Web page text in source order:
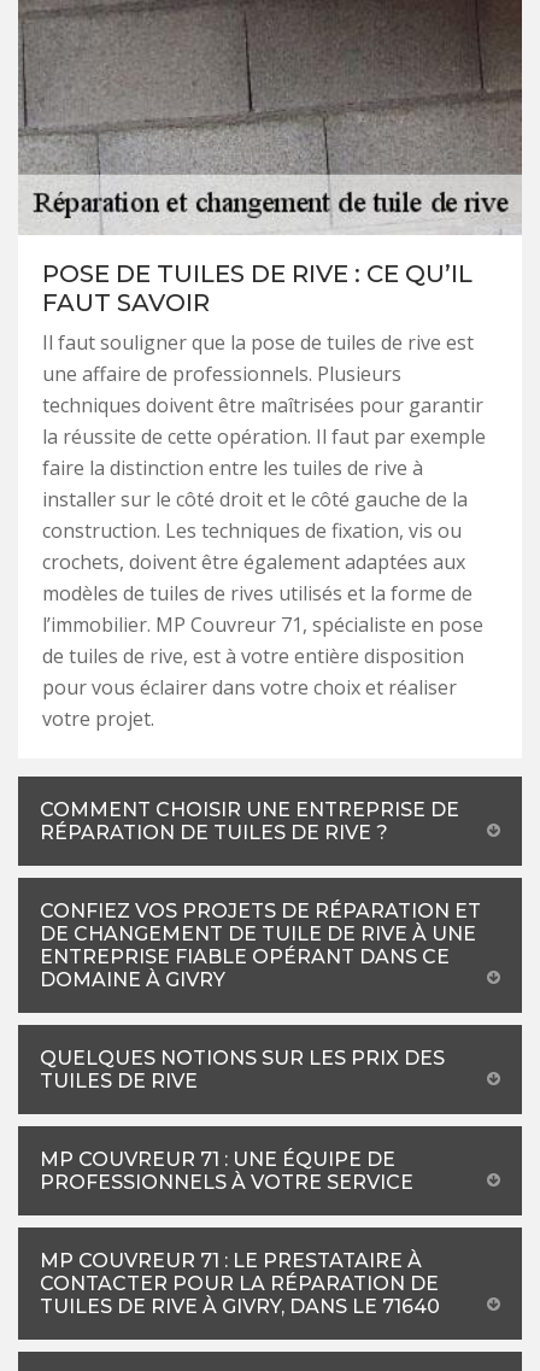
POSE DE TUILES DE RIVE : CE QU’IL
FAUT SAVOIR
Il faut souligner que la pose de tuiles de rive est
une affaire de professionnels. Plusieurs
techniques doivent être maîtrisées pour garantir
la réussite de cette opération. Il faut par exemple
faire la distinction entre les tuiles de rive à
installer sur le côté droit et le côté gauche de la
construction. Les techniques de fixation, vis ou
crochets, doivent être également adaptées aux
modèles de tuiles de rives utilisés et la forme de
l’immobilier. MP Couvreur 71, spécialiste en pose
de tuiles de rive, est à votre entière disposition
pour vous éclairer dans votre choix et réaliser
votre projet.
COMMENT CHOISIR UNE ENTREPRISE DE
RÉPARATION DE TUILES DE RIVE ?
CONFIEZ VOS PROJETS DE RÉPARATION ET
DE CHANGEMENT DE TUILE DE RIVE À UNE
ENTREPRISE FIABLE OPÉRANT DANS CE
DOMAINE À GIVRY
QUELQUES NOTIONS SUR LES PRIX DES
TUILES DE RIVE
MP COUVREUR 71 : UNE ÉQUIPE DE
PROFESSIONNELS À VOTRE SERVICE
MP COUVREUR 71 : LE PRESTATAIRE À
CONTACTER POUR LA RÉPARATION DE
TUILES DE RIVE À GIVRY, DANS LE 71640